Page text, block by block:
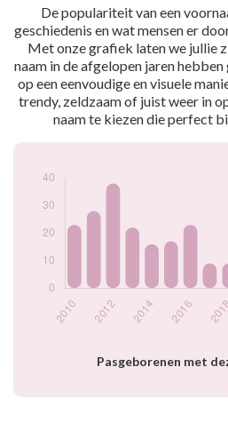
De populariteit van een
geschiedenis en wat mensen er
Met onze grafiek laten we jullie
naam in de afgelopen jaren
op een eenvoudige en visuele
trendy, zeldzaam of juist weer in
naam te kiezen die perfect
Pasgeborenen met
Popularité du
2010
23
2011
28
2012
38
2013
22
2014
16
2015
17
23
2019
2020
2021
27
2023
19